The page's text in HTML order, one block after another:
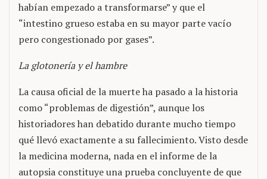
habían empezado a transformarse” y que el
“intestino grueso estaba en su mayor parte vacío
pero congestionado por gases”.
La glotonería y el hambre
La causa oficial de la muerte ha pasado a la historia
como “problemas de digestión”, aunque los
historiadores han debatido durante mucho tiempo
qué llevó exactamente a su fallecimiento. Visto desde
la medicina moderna, nada en el informe de la
autopsia constituye una prueba concluyente de que